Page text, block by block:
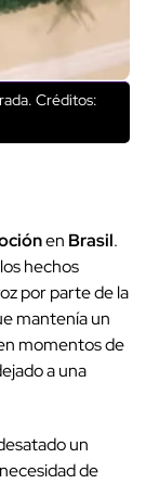
Créditos:
en Brasil.
hechos
por parte de la
mantenía un
momentos de
a una
un
de